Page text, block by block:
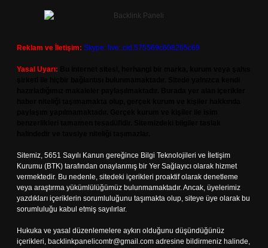
Reklam ve İletişim: Skype: live:.cid.575569c608265c69
Yasal Uyarı:
Sitemiz, 5651 Sayılı Kanun gereğince Bilgi Teknolojileri ve İletişim
Kurumu (BTK) tarafından onaylanmış bir Yer Sağlayıcı olarak hizmet
vermektedir. Bu nedenle, sitedeki içerikleri proaktif olarak denetleme
veya araştırma yükümlülüğümüz bulunmamaktadır. Ancak, üyelerimiz
yazdıkları içeriklerin sorumluluğunu taşımakta olup, siteye üye olarak bu
sorumluluğu kabul etmiş sayılırlar.
Hukuka ve yasal düzenlemelere aykırı olduğunu düşündüğünüz
içerikleri, backlinkpanelicomtr@gmail.com adresine bildirmeniz halinde,